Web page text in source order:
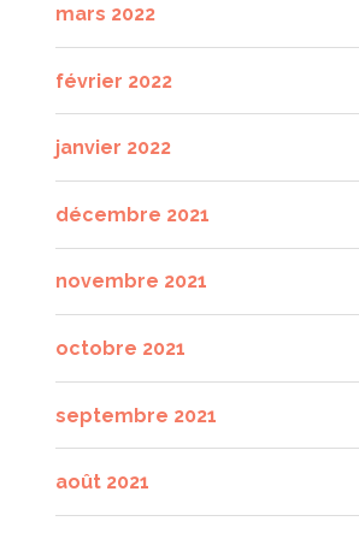
mars 2022
février 2022
janvier 2022
décembre 2021
novembre 2021
octobre 2021
septembre 2021
août 2021